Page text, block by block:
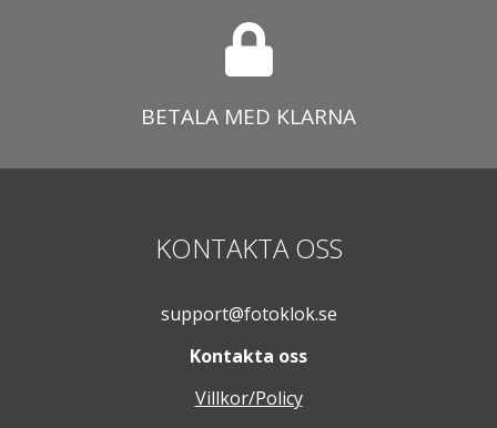
BETALA MED KLARNA
KONTAKTA OSS
support@fotoklok.se
Kontakta oss
Villkor/Policy